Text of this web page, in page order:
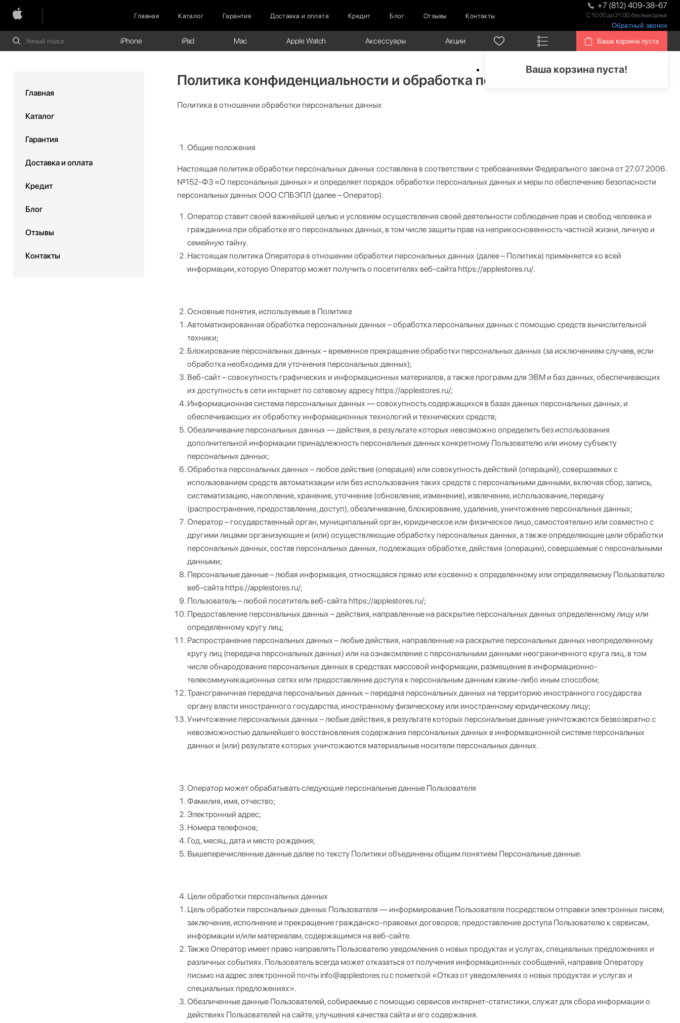
Главная Каталог Гарантия Доставка и оплата Кредит Блог Отзывы Контакты
+7 (812) 409-38-67
С 10:00 до 21:00, без выходных
Обратный звонок
iPhone iPad Mac Apple Watch Аксессуары Акции Ваша корзина пуста
Ваша корзина пуста!
Главная
Каталог
Гарантия
Доставка и оплата
Кредит
Блог
Отзывы
Контакты
Политика конфиденциальности и обработка персональных данных
Политика в отношении обработки персональных данных
Общие положения
Настоящая политика обработки персональных данных составлена в соответствии с требованиями Федерального закона от 27.07.2006.
№152-ФЗ «О персональных данных» и определяет порядок обработки персональных данных и меры по обеспечению безопасности
персональных данных ООО СПБЭПЛ (далее – Оператор).
Оператор ставит своей важнейшей целью и условием осуществления своей деятельности соблюдение прав и свобод человека и
гражданина при обработке его персональных данных, в том числе защиты прав на неприкосновенность частной жизни, личную и
семейную тайну.
Настоящая политика Оператора в отношении обработки персональных данных (далее – Политика) применяется ко всей
информации, которую Оператор может получить о посетителях веб-сайта https://applestores.ru/.
Основные понятия, используемые в Политике
Автоматизированная обработка персональных данных – обработка персональных данных с помощью средств вычислительной
техники;
Блокирование персональных данных – временное прекращение обработки персональных данных (за исключением случаев, если
обработка необходима для уточнения персональных данных);
Веб-сайт – совокупность графических и информационных материалов, а также программ для ЭВМ и баз данных, обеспечивающих
их доступность в сети интернет по сетевому адресу https://applestores.ru/;
Информационная система персональных данных — совокупность содержащихся в базах данных персональных данных, и
обеспечивающих их обработку информационных технологий и технических средств;
Обезличивание персональных данных — действия, в результате которых невозможно определить без использования
дополнительной информации принадлежность персональных данных конкретному Пользователю или иному субъекту
персональных данных;
Обработка персональных данных – любое действие (операция) или совокупность действий (операций), совершаемых с
использованием средств автоматизации или без использования таких средств с персональными данными, включая сбор, запись,
систематизацию, накопление, хранение, уточнение (обновление, изменение), извлечение, использование, передачу
(распространение, предоставление, доступ), обезличивание, блокирование, удаление, уничтожение персональных данных;
Оператор – государственный орган, муниципальный орган, юридическое или физическое лицо, самостоятельно или совместно с
другими лицами организующие и (или) осуществляющие обработку персональных данных, а также определяющие цели обработки
персональных данных, состав персональных данных, подлежащих обработке, действия (операции), совершаемые с персональными
данными;
Персональные данные – любая информация, относящаяся прямо или косвенно к определенному или определяемому Пользователю
веб-сайта https://applestores.ru/;
Пользователь – любой посетитель веб-сайта https://applestores.ru/;
Предоставление персональных данных – действия, направленные на раскрытие персональных данных определенному лицу или
определенному кругу лиц;
Распространение персональных данных – любые действия, направленные на раскрытие персональных данных неопределенному
кругу лиц (передача персональных данных) или на ознакомление с персональными данными неограниченного круга лиц, в том
числе обнародование персональных данных в средствах массовой информации, размещение в информационно-
телекоммуникационных сетях или предоставление доступа к персональным данным каким-либо иным способом;
Трансграничная передача персональных данных – передача персональных данных на территорию иностранного государства
органу власти иностранного государства, иностранному физическому или иностранному юридическому лицу;
Уничтожение персональных данных – любые действия, в результате которых персональные данные уничтожаются безвозвратно с
невозможностью дальнейшего восстановления содержания персональных данных в информационной системе персональных
данных и (или) результате которых уничтожаются материальные носители персональных данных.
Оператор может обрабатывать следующие персональные данные Пользователя
Фамилия, имя, отчество;
Электронный адрес;
Номера телефонов;
Год, месяц, дата и место рождения;
Вышеперечисленные данные далее по тексту Политики объединены общим понятием Персональные данные.
Цели обработки персональных данных
Цель обработки персональных данных Пользователя — информирование Пользователя посредством отправки электронных писем;
заключение, исполнение и прекращение гражданско-правовых договоров; предоставление доступа Пользователю к сервисам,
информации и/или материалам, содержащимся на веб-сайте.
Также Оператор имеет право направлять Пользователю уведомления о новых продуктах и услугах, специальных предложениях и
различных событиях. Пользователь всегда может отказаться от получения информационных сообщений, направив Оператору
письмо на адрес электронной почты info@applestores.ru с пометкой «Отказ от уведомлениях о новых продуктах и услугах и
специальных предложениях».
Обезличенные данные Пользователей, собираемые с помощью сервисов интернет-статистики, служат для сбора информации о
действиях Пользователей на сайте, улучшения качества сайта и его содержания.